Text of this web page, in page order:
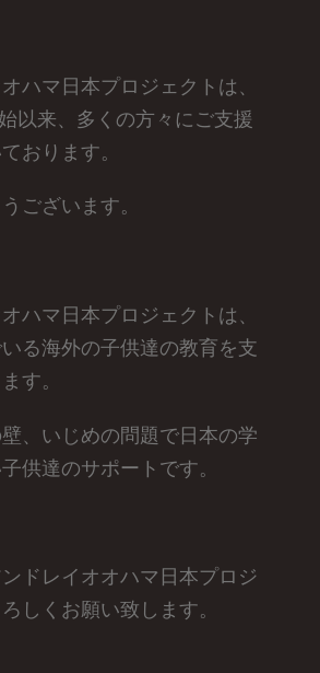
ハマ日本プロジェクトは、
以来、多くの方々にご支援
おります。
ございます。
ハマ日本プロジェクトは、
る海外の子供達の教育を支
す。
、いじめの問題で日本の学
供達のサポートです。
ドレイオオハマ日本プロジ
しくお願い致します。